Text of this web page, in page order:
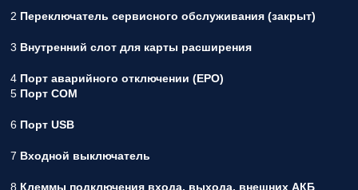
2 Переключатель сервисного обслуживания (закрыт)
3 Внутренний слот для карты расширения
4 Порт аварийного отключении (EPO)
5 Порт COM
6 Порт USB
7 Входной выключатель
8 Клеммы подключения входа, выхода, внешних АКБ